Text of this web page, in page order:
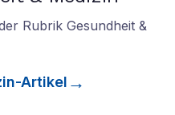
Rubrik Gesundheit &
-Artikel